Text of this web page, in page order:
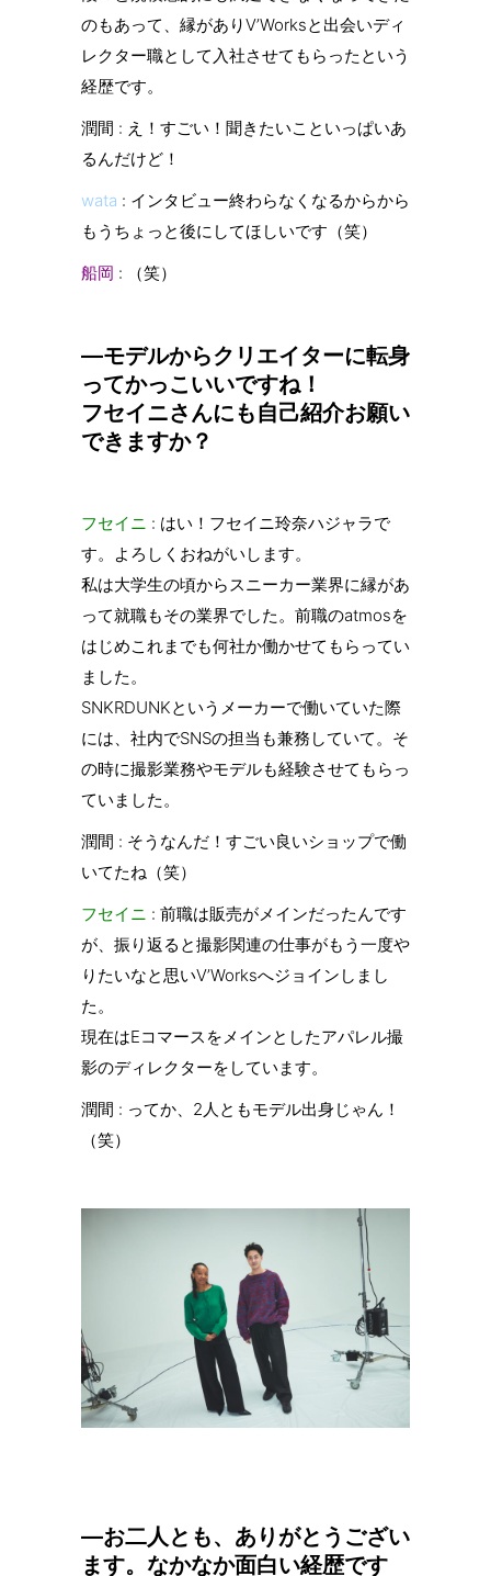
のもあって、縁がありV’Worksと出会いディ
レクター職として入社させてもらったという
経歴です。
潤間 : え！すごい！聞きたいこといっぱいあ
るんだけど！
wata : インタビュー終わらなくなるからから
もうちょっと後にしてほしいです（笑）
船岡 : （笑）
—モデルからクリエイターに転身
ってかっこいいですね！
フセイニさんにも自己紹介お願い
できますか？
フセイニ : はい！フセイニ玲奈ハジャラで
す。よろしくおねがいします。
私は大学生の頃からスニーカー業界に縁があ
って就職もその業界でした。前職のatmosを
はじめこれまでも何社か働かせてもらってい
ました。
SNKRDUNKというメーカーで働いていた際
には、社内でSNSの担当も兼務していて。そ
の時に撮影業務やモデルも経験させてもらっ
ていました。
潤間 : そうなんだ！すごい良いショップで働
いてたね（笑）
フセイニ : 前職は販売がメインだったんです
が、振り返ると撮影関連の仕事がもう一度や
りたいなと思いV’Worksへジョインしまし
た。
現在はEコマースをメインとしたアパレル撮
影のディレクターをしています。
潤間 : ってか、2人ともモデル出身じゃん！
（笑）
—お二人とも、ありがとうござい
ます。なかなか面白い経歴です